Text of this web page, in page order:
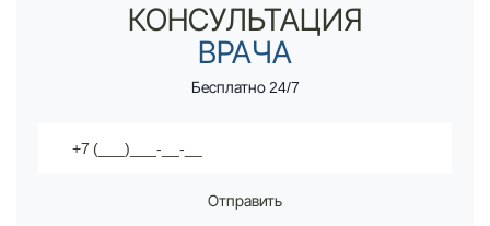
Вызвать специалиста
Электронная почта:
КОНСУЛЬТАЦИЯ
ВРАЧА
Бесплатно 24/7
Отправить